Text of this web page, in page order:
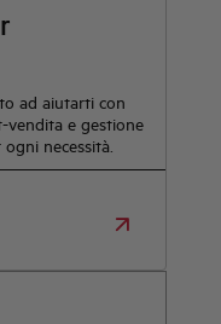
ad aiutarti con
vendita e gestione
necessità.